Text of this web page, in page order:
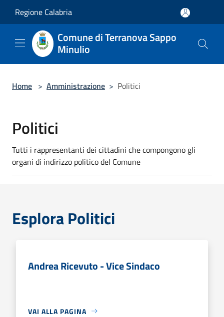
Regione Calabria
Comune di Terranova Sappo
Minulio
Home > Amministrazione > Politici
Politici
Tutti i rappresentanti dei cittadini che compongono gli
organi di indirizzo politico del Comune
Esplora Politici
Andrea Ricevuto - Vice Sindaco
VAI ALLA PAGINA